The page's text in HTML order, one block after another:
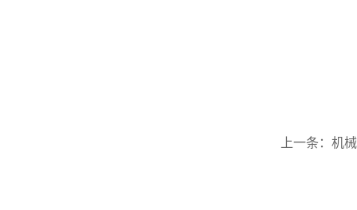
上一条： 机